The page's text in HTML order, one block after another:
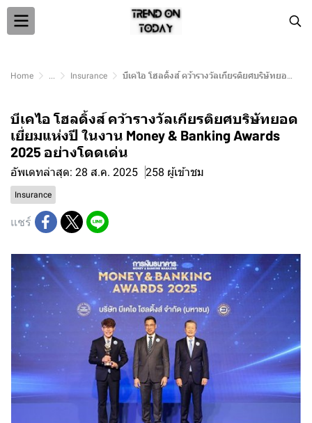
Home ... Insurance บีเคไอ โฮลดิ้งส์ คว้ารางวัลเกียรติยศบริษัทยอดเยี่ยมแห่งปี ในงาน Money & Banking Awards 2025 อย่างโดดเด่น
บีเคไอ โฮลดิ้งส์ คว้ารางวัลเกียรติยศบริษัทยอด
เยี่ยมแห่งปี ในงาน Money & Banking Awards
2025 อย่างโดดเด่น
อัพเดทล่าสุด: 28 ส.ค. 2025 258 ผู้เข้าชม
Insurance
แชร์